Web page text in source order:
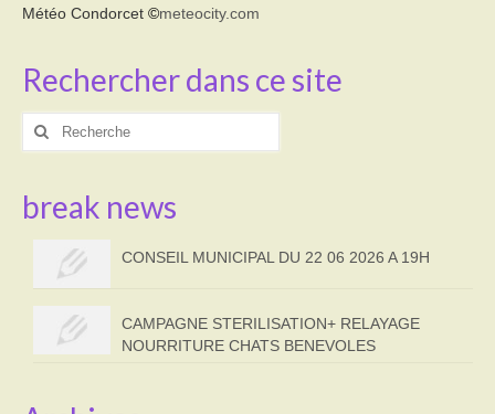
Contact
CONSEILLER NUMERIQUE
Infos utiles
Salle polyvalente
Service des eaux
L’école
Météo Condorcet ©meteocity.com
Rechercher dans ce site
Rechercher
break news
CONSEIL MUNICIPAL DU 22 06 2026 A 19H
CAMPAGNE STERILISATION+ RELAYAGE
NOURRITURE CHATS BENEVOLES